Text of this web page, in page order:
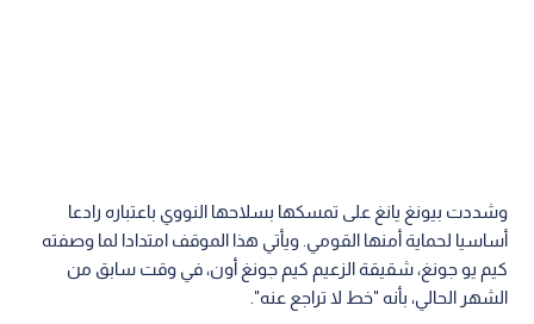
وشددت بيونغ يانغ على تمسكها بسلاحها النووي باعتباره رادعا
أساسيا لحماية أمنها القومي. ويأتي هذا الموقف امتدادا لما وصفته
كيم يو جونغ، شقيقة الزعيم كيم جونغ أون، في وقت سابق من
الشهر الحالي، بأنه "خط لا تراجع عنه".